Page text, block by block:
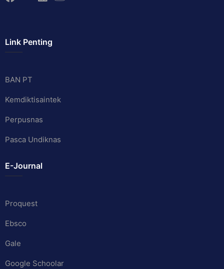
Link Penting
BAN PT
Kemdiktisaintek
Perpusnas
Pasca Undiknas
E-Journal
Proquest
Ebsco
Gale
Google Schoolar